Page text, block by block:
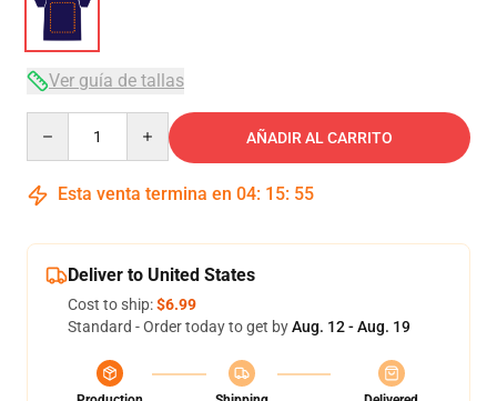
Ver guía de tallas
AÑADIR AL CARRITO
Esta venta termina en 04: 15: 54
Deliver to United States
Cost to ship:$6.99
Standard - Order today to get byAug. 12 - Aug. 19